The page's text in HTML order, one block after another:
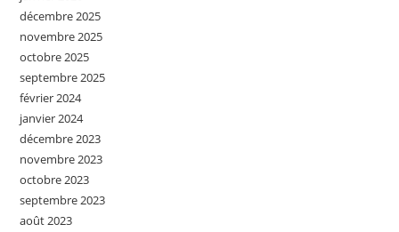
décembre 2025
novembre 2025
octobre 2025
septembre 2025
février 2024
janvier 2024
décembre 2023
novembre 2023
octobre 2023
septembre 2023
août 2023